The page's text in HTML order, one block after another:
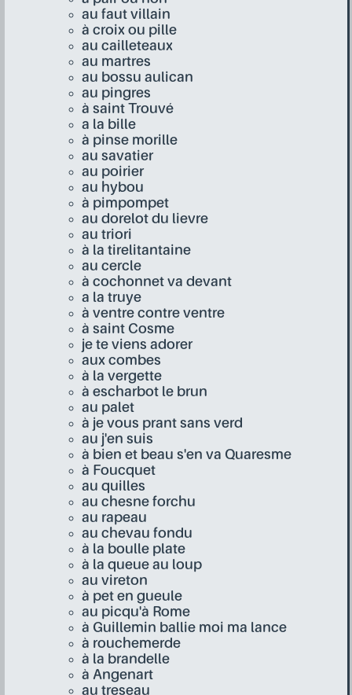
au faut villain
à croix ou pille
au cailleteaux
au martres
au bossu aulican
au pingres
à saint Trouvé
a la bille
à pinse morille
au savatier
au poirier
au hybou
à pimpompet
au dorelot du lievre
au triori
à la tirelitantaine
au cercle
à cochonnet va devant
a la truye
à ventre contre ventre
à saint Cosme
je te viens adorer
aux combes
à la vergette
à escharbot le brun
au palet
à je vous prant sans verd
au j'en suis
à bien et beau s'en va Quaresme
à Foucquet
au quilles
au chesne forchu
au rapeau
au chevau fondu
à la boulle plate
à la queue au loup
au vireton
à pet en gueule
au picqu'à Rome
à Guillemin ballie moi ma lance
à rouchemerde
à la brandelle
à Angenart
au treseau